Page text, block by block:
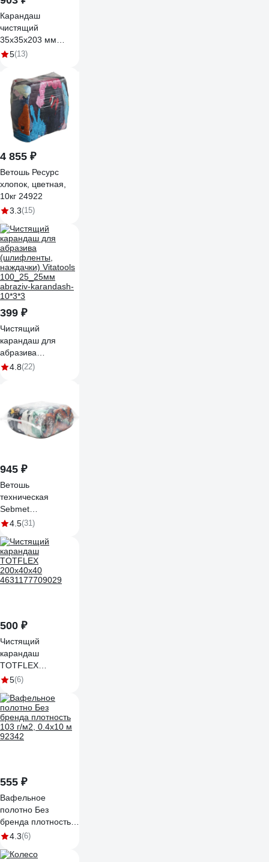
Карандаш
чистящий
35x35x203 мм
AbraTechnic
5(13)
4 855 ₽
Ветошь Ресурс
хлопок, цветная,
10кг 24922
3.3(15)
399 ₽
Чистящий
карандаш для
абразива
(шлифленты,
10*3*3
4.8(22)
945 ₽
Ветошь
техническая
Sebmet
TD12000010, 10 кг
4.5(31)
500 ₽
Чистящий
карандаш
TOTFLEX
200x40x40
5(6)
555 ₽
Вафельное
полотно Без
бренда плотность
103 г/м2, 0.4x10 м
4.3(6)